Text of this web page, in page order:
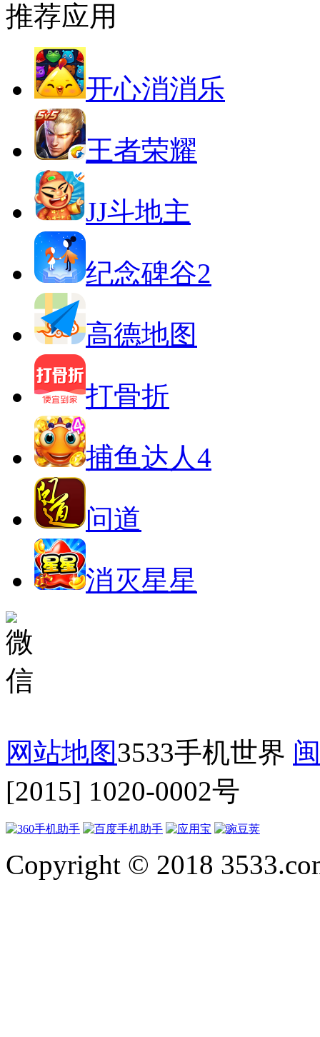
推荐应用
开心消消乐
王者荣耀
JJ斗地主
纪念碑谷2
高德地图
打骨折
捕鱼达人4
问道
消灭星星
网站地图3533手机世界
[2015] 1020-0002号
Copyright © 2018